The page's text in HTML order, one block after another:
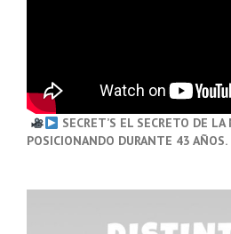
SECRET’S EL SECRETO DE
POSICIONANDO DURANTE 43